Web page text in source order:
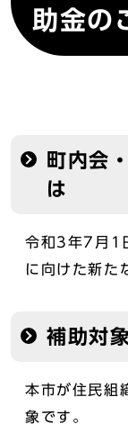
助金の
町内会
は
令和3年7月1
に向けた新た
補助対
本市が住民組
象です。